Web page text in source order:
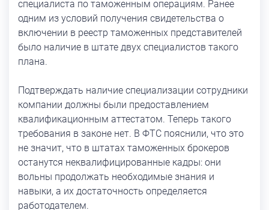
специалиста по таможенным операциям. Ранее
одним из условий получения свидетельства о
включении в реестр таможенных представителей
было наличие в штате двух специалистов такого
плана.
Подтверждать наличие специализации сотрудники
компании должны были предоставлением
квалификационным аттестатом. Теперь такого
требования в законе нет. В ФТС пояснили, что это
не значит, что в штатах таможенных брокеров
останутся неквалифицированные кадры: они
вольны продолжать необходимые знания и
навыки, а их достаточность определяется
работодателем.